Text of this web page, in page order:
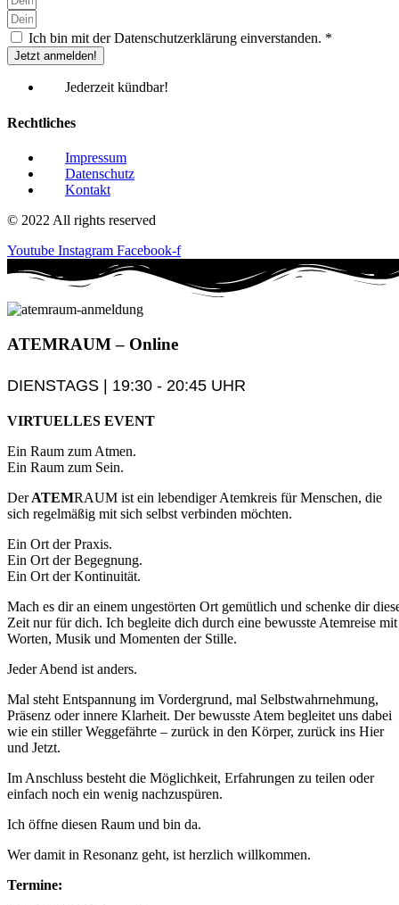
Ich bin mit der Datenschutzerklärung einverstanden. *
Jetzt anmelden!
Jederzeit kündbar!
Rechtliches
Impressum
Datenschutz
Kontakt
© 2022 All rights reserved
Youtube Instagram Facebook-f
ATEMRAUM– Online
DIENSTAGS | 19:30 - 20:45 UHR
VIRTUELLES EVENT
Ein Raum zum Atmen.
Ein Raum zum Sein.
DerATEMRAUM ist ein lebendiger Atemkreis für Menschen, die
sich regelmäßig mit sich selbst verbinden möchten.
Ein Ort der Praxis.
Ein Ort der Begegnung.
Ein Ort der Kontinuität.
Mach es dir an einem ungestörten Ort gemütlich und schenke dir
Zeit nur für dich. Ich begleite dich durch eine bewusste Atemreise mit
Worten, Musik und Momenten der Stille.
Jeder Abend ist anders.
Mal steht Entspannung im Vordergrund, mal Selbstwahrnehmung,
Präsenz oder innere Klarheit. Der bewusste Atem begleitet uns dabei
wie ein stiller Weggefährte – zurück in den Körper, zurück ins Hier
und Jetzt.
Im Anschluss besteht die Möglichkeit, Erfahrungen zu teilen oder
einfach noch ein wenig nachzuspüren.
Ich öffne diesen Raum und bin da.
Wer damit in Resonanz geht, ist herzlich willkommen.
Termine: